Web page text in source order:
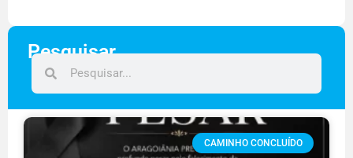
Pesquisar
CAMINHO CONCLUÍDO